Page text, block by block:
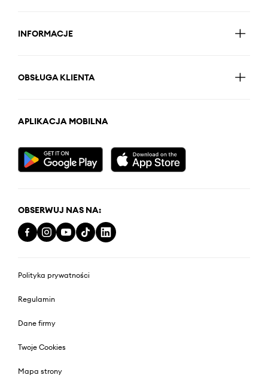
INFORMACJE
OBSŁUGA KLIENTA
APLIKACJA MOBILNA
OBSERWUJ NAS NA:
Polityka prywatności
Regulamin
Dane firmy
Twoje Cookies
Mapa strony